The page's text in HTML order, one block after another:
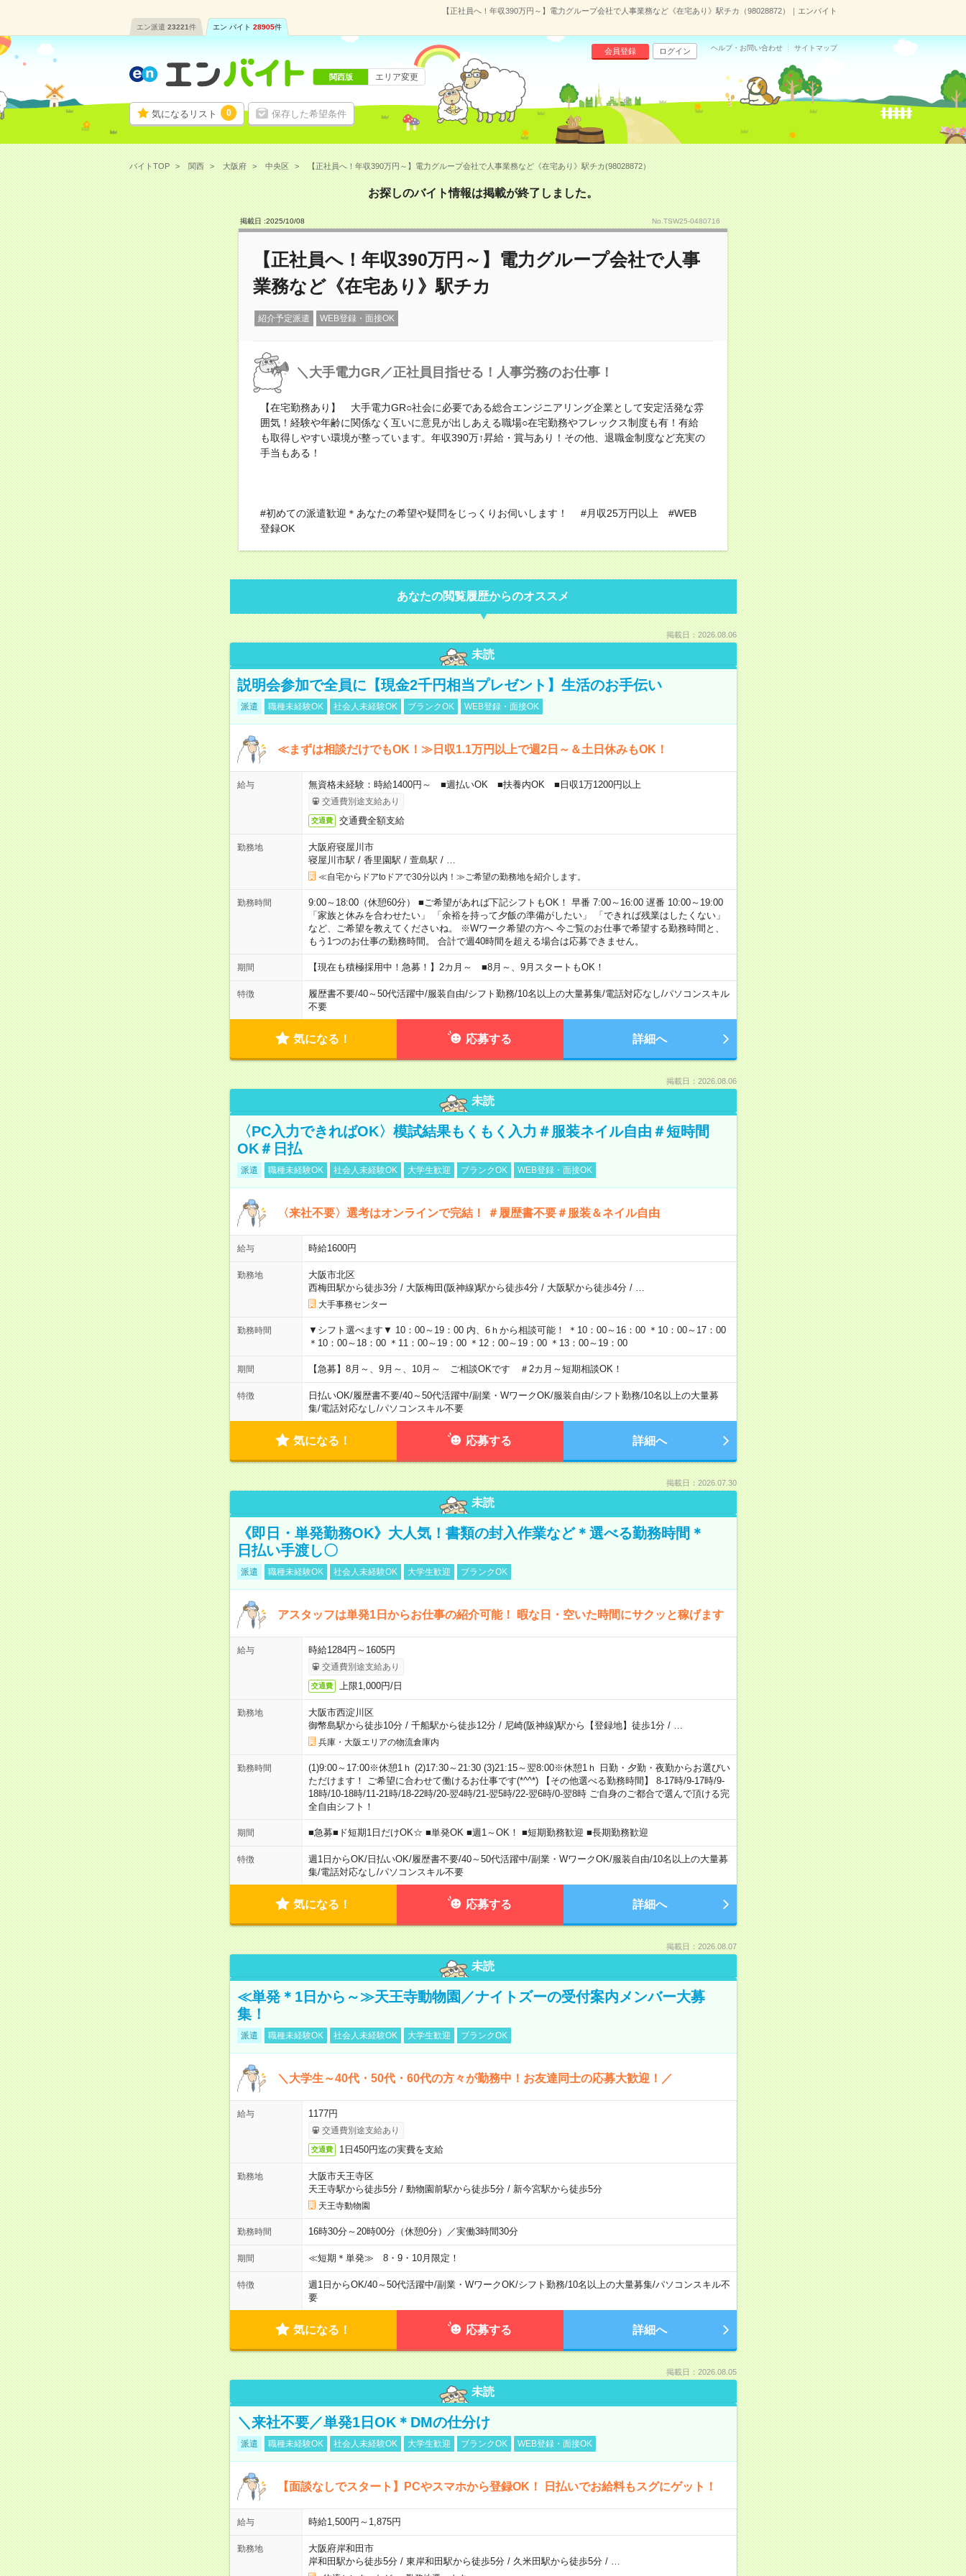
【正社員へ！年収390万円～】電力グループ会社で人事業務など《在宅あり》駅チカ（98028872）｜エンバイト
エン派遣 23221件 エン バイト 28905件
気になるリスト 0 保存した希望条件
会員登録 ログイン ヘルプ・お問い合わせ サイトマップ
関西版 エリア変更
バイトTOP 関西 大阪府 中央区 【正社員へ！年収390万円～】電力グループ会社で人事業務など《在宅あり》駅チカ(98028872）
お探しのバイト情報は掲載が終了しました。
掲載日 :2025/10/08 No.TSW25-0480716
【正社員へ！年収390万円～】電力グループ会社で人事
業務など《在宅あり》駅チカ
紹介予定派遣 WEB登録・面接OK
＼大手電力GR／正社員目指せる！人事労務のお仕事！
【在宅勤務あり】 大手電力GR○社会に必要である総合エンジニアリング企業として安定活発な雰
囲気！経験や年齢に関係なく互いに意見が出しあえる職場○在宅勤務やフレックス制度も有！有給
も取得しやすい環境が整っています。年収390万↑昇給・賞与あり！その他、退職金制度など充実の
手当もある！
#初めての派遣歓迎＊あなたの希望や疑問をじっくりお伺いします！ #月収25万円以上 #WEB
登録OK
あなたの閲覧履歴からのオススメ
掲載日：2026.08.06
未読
説明会参加で全員に【現金2千円相当プレゼント】生活のお手伝い
派遣 職種未経験OK 社会人未経験OK ブランクOK WEB登録・面接OK
≪まずは相談だけでもOK！≫日収1.1万円以上で週2日～＆土日休みもOK！
給与 無資格未経験：時給1400円～ ■週払いOK ■扶養内OK ■日収1万1200円以上
交通費別途支給あり
交通費 交通費全額支給
勤務地
大阪府寝屋川市
寝屋川市駅 / 香里園駅 / 萱島駅 /
≪自宅からドアtoドアで30分以内！≫ご希望の勤務地を紹介します。
勤務時間
9:00～18:00（休憩60分） ■ご希望があれば下記シフトもOK！ 早番 7:00～16:00 遅番 10:00～19:00
「家族と休みを合わせたい」 「余裕を持って夕飯の準備がしたい」 「できれば残業はしたくない」
など、ご希望を教えてくださいね。 ※Wワーク希望の方へ 今ご覧のお仕事で希望する勤務時間と、
もう1つのお仕事の勤務時間。 合計で週40時間を超える場合は応募できません。
期間 【現在も積極採用中！急募！】2カ月～ ■8月～、9月スタートもOK！
特徴 履歴書不要/40～50代活躍中/服装自由/シフト勤務/10名以上の大量募集/電話対応なし/パソコンスキル
不要
気になる！ 応募する 詳細へ
掲載日：2026.08.06
未読
〈PC入力できればOK〉模試結果もくもく入力＃服装ネイル自由＃短時間
OK＃日払
派遣 職種未経験OK 社会人未経験OK 大学生歓迎 ブランクOK WEB登録・面接OK
〈来社不要〉選考はオンラインで完結！ ＃履歴書不要＃服装＆ネイル自由
給与 時給1600円
勤務地
大阪市北区
西梅田駅から徒歩3分/ 大阪梅田(阪神線)駅から徒歩4分/ 大阪駅から徒歩4分/
大手事務センター
勤務時間
▼シフト選べます▼ 10：00～19：00 内、6ｈから相談可能！ ＊10：00～16：00 ＊10：00～17：00
＊10：00～18：00 ＊11：00～19：00 ＊12：00～19：00 ＊13：00～19：00
期間 【急募】8月～、9月～、10月～ ご相談OKです ＃2カ月～短期相談OK！
特徴 日払いOK/履歴書不要/40～50代活躍中/副業・WワークOK/服装自由/シフト勤務/10名以上の大量募
集/電話対応なし/パソコンスキル不要
気になる！ 応募する 詳細へ
掲載日：2026.07.30
未読
《即日・単発勤務OK》大人気！書類の封入作業など＊選べる勤務時間＊
日払い手渡し〇
派遣 職種未経験OK 社会人未経験OK 大学生歓迎 ブランクOK
アスタッフは単発1日からお仕事の紹介可能！ 暇な日・空いた時間にサクッと稼げます
給与 時給1284円～1605円
交通費別途支給あり
交通費 上限1,000円/日
勤務地
大阪市西淀川区
御幣島駅から徒歩10分/ 千船駅から徒歩12分/ 尼崎(阪神線)駅から【登録地】徒歩1分/
兵庫・大阪エリアの物流倉庫内
勤務時間
(1)9:00～17:00※休憩1ｈ (2)17:30～21:30 (3)21:15～翌8:00※休憩1ｈ 日勤・夕勤・夜勤からお選びい
ただけます！ ご希望に合わせて働けるお仕事です(*^^*) 【その他選べる勤務時間】 8-17時/9-17時/9-
18時/10-18時/11-21時/18-22時/20-翌4時/21-翌5時/22-翌6時/0-翌8時 ご自身のご都合で選んで頂ける完
全自由シフト！
期間 ■急募■ド短期1日だけOK☆ ■単発OK ■週1～OK！ ■短期勤務歓迎 ■長期勤務歓迎
特徴 週1日からOK/日払いOK/履歴書不要/40～50代活躍中/副業・WワークOK/服装自由/10名以上の大量募
集/電話対応なし/パソコンスキル不要
気になる！ 応募する 詳細へ
掲載日：2026.08.07
未読
≪単発＊1日から～≫天王寺動物園／ナイトズーの受付案内メンバー大募
集！
派遣 職種未経験OK 社会人未経験OK 大学生歓迎 ブランクOK
＼大学生～40代・50代・60代の方々が勤務中！お友達同士の応募大歓迎！／
給与 1177円
交通費別途支給あり
交通費 1日450円迄の実費を支給
勤務地
大阪市天王寺区
天王寺駅から徒歩5分/ 動物園前駅から徒歩5分/ 新今宮駅から徒歩5分
天王寺動物園
勤務時間 16時30分～20時00分（休憩0分）／実働3時間30分
期間 ≪短期＊単発≫ 8・9・10月限定！
特徴 週1日からOK/40～50代活躍中/副業・WワークOK/シフト勤務/10名以上の大量募集/パソコンスキル不
要
気になる！ 応募する 詳細へ
掲載日：2026.08.05
未読
＼来社不要／単発1日OK＊DMの仕分け
派遣 職種未経験OK 社会人未経験OK 大学生歓迎 ブランクOK WEB登録・面接OK
【面談なしでスタート】PCやスマホから登録OK！ 日払いでお給料もスグにゲット！
給与 時給1,500円～1,875円
勤務地
大阪府岸和田市
岸和田駅から徒歩5分/ 東岸和田駅から徒歩5分/ 久米田駅から徒歩5分/